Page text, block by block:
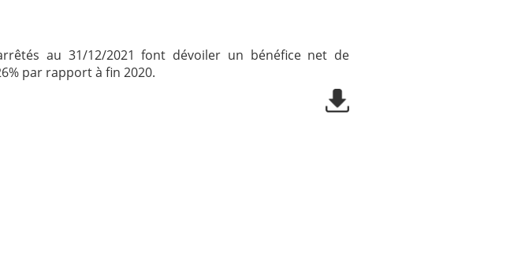
au 31/12/2021 font dévoiler un bénéfice net de
par rapport à fin 2020.